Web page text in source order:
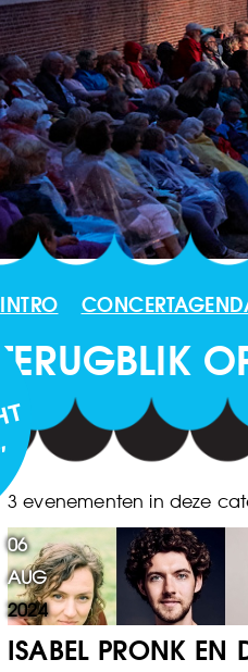
INTRO
TERUGBLIK
3 evenementen in deze
06
AUG
2024
ISABEL PRONK